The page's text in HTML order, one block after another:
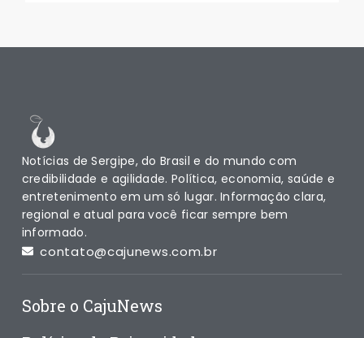
Notícias de Sergipe, do Brasil e do mundo com
credibilidade e agilidade. Política, economia, saúde e
entretenimento em um só lugar. Informação clara,
regional e atual para você ficar sempre bem
informado.
contato@cajunews.com.br
Sobre o CajuNews